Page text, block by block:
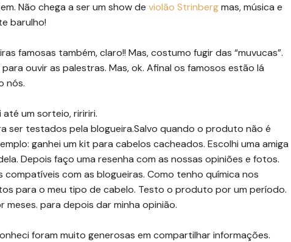
Não chega a ser um show de violão Strinbergmas, música e
barulho!
famosas também, claro!! Mas, costumo fugir das “muvucas”.
ouvir as palestras. Mas, ok. Afinal os famosos estão lá
nós.
até um sorteio, riririri.
ser testados pela blogueira.Salvo quando o produto não é
ganhei um kit para cabelos cacheados. Escolhi uma amiga
Depois faço uma resenha com as nossas opiniões e fotos.
com as blogueiras. Como tenho química nos
para o meu tipo de cabelo. Testo o produto por um período.
meses. para depois dar minha opinião.
foram muito generosas em compartilhar informações.